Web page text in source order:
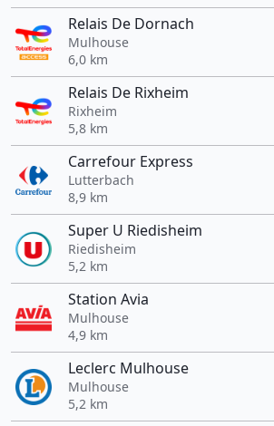
Relais De Dornach
Mulhouse
6,0 km
Relais De Rixheim
Rixheim
5,8 km
Carrefour Express
Lutterbach
8,9 km
Super U Riedisheim
Riedisheim
5,2 km
Station Avia
Mulhouse
4,9 km
Leclerc Mulhouse
Mulhouse
5,2 km